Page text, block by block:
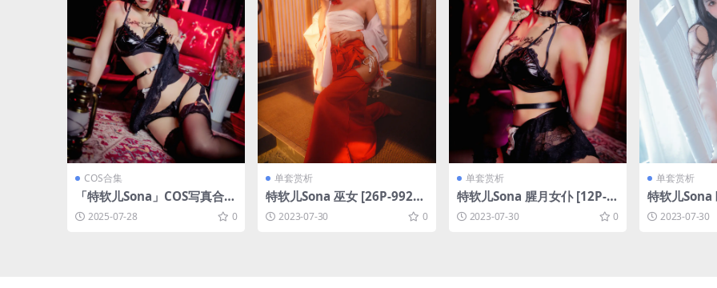
COS合集
「特软儿Sona」COS写真合集
[持续更新]
2025-07-28 0
单套赏析
特软儿Sona 巫女 [26P-992M
B] 2023-07-30 0
单套赏析
特软儿Sona 腥月女仆 [12P-9
7MB]
2023-07-30 0
单套赏析
特软儿
B] 2023-07-30